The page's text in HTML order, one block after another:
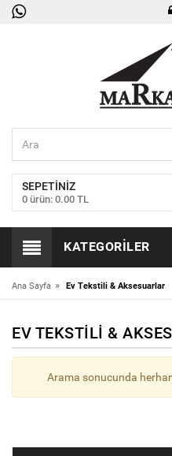
SEPETINIZ
0 ürün: 0.00 TL
KATEGORILER
Ana Sayfa » Ev Tekstili & Aksesuarlar
EV TEKSTILI &
Arama sonucunda